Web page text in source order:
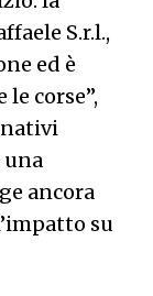
S.r.l.,
ed è
corse”,
una
ancora
su